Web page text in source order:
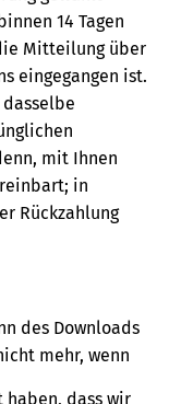
14 Tagen
Mitteilung über
eingegangen ist.
mit Ihnen
in
Rückzahlung
des Downloads
mehr, wenn
haben, dass wir